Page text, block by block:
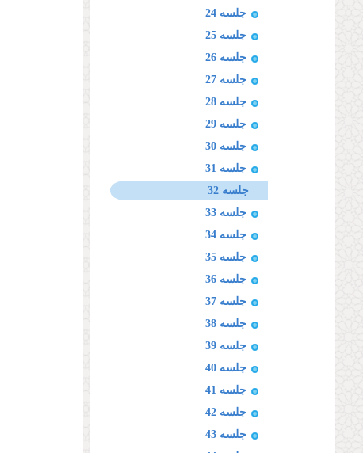
جلسه 24
جلسه 25
جلسه 26
جلسه 27
جلسه 28
جلسه 29
جلسه 30
جلسه 31
جلسه 32
جلسه 33
جلسه 34
جلسه 35
جلسه 36
جلسه 37
جلسه 38
جلسه 39
جلسه 40
جلسه 41
جلسه 42
جلسه 43